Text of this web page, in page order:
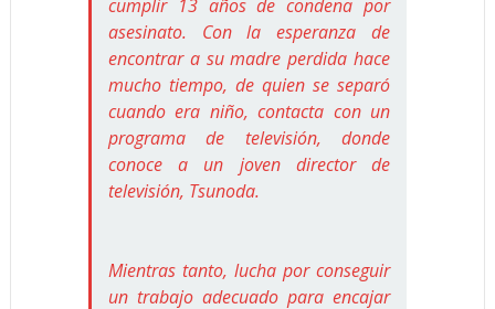
cumplir 13 años de condena por
asesinato. Con la esperanza de
encontrar a su madre perdida hace
mucho tiempo, de quien se separó
cuando era niño, contacta con un
programa de televisión, donde
conoce a un joven director de
televisión, Tsunoda.
Mientras tanto, lucha por conseguir
un trabajo adecuado para encajar